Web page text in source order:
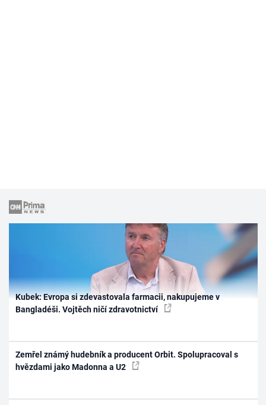
Kubek: Evropa si zdevastovala farmacii, nakupujeme v
Bangladéši. Vojtěch ničí zdravotnictví
Zemřel známý hudebník a producent Orbit. Spolupracoval s
hvězdami jako Madonna a U2